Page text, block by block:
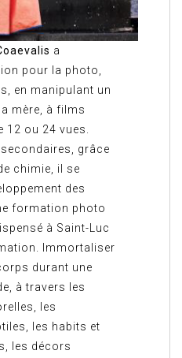
a
pour la photo,
en manipulant un
mère, à films
12 ou 24 vues.
grâce
chimie, il se
des
formation photo
à Saint-Luc
Immortaliser
durant une
à travers les
les
les habits et
les décors